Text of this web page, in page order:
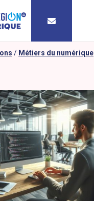
/ Métiers du numérique